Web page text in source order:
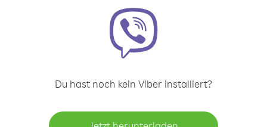
Du hast noch kein Viber installiert?